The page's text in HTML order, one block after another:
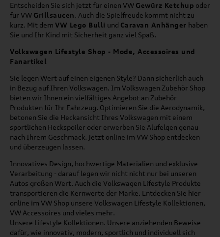
Entscheiden Sie sich jetzt für einen VW Gewürz Ketchup oder
für VW Grillsaucen. Auch die Spielfreude kommt nicht zu
kurz. Mit dem VW Lego Bulli und Caravan Anhänger haben
Sie und Ihr Kind mit Sicherheit ganz viel Spaß.
Volkswagen Lifestyle Shop - Mode, Accessoires und
Fanartikel
Sie legen Wert auf einen eigenen Style? Dann sicherlich auch
in Bezug auf Ihren Volkswagen. Im Volkswagen Zubehör Shop
bieten wir Ihnen ein vielfältiges Angebot an Zubehör
Produkten für Ihr Fahrzeug. Optimieren Sie die Aerodynamik,
betonen Sie die Heckansicht Ihres Volkswagen mit einem
sportlichen Heckspoiler oder erwerben Sie Alufelgen genau
nach Ihrem Geschmack. Jetzt online im VW Shop entdecken
und überzeugen lassen.
Innovatives Design, hochwertige Materialien und exklusive
Verarbeitung - darauf legen wir nicht nicht nur bei unseren
Autos großen Wert. Auch die Volkswagen Lifestyle Produkte
transportieren die Kernwerte der Marke. Entdecken Sie hier
online im VW Shop unsere Volkswagen Lifestyle Kollektionen,
VW Accessoires und vieles mehr.
Unsere Lifestyle Kollektionen. Unsere anziehenden Beweise
dafür, wie innovativ, modern, sportlich und individuell sich